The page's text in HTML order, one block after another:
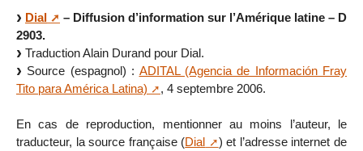
Dial
– Diffusion d’information sur l’Amérique latine – D
2903.
Traduction Alain Durand pour Dial.
Source (espagnol) : ADITAL (Agencia de Información Fray
Tito para América Latina)
, 4 septembre 2006.
En cas de reproduction, mentionner au moins l’auteur, le
traducteur, la source française (Dial
) et l’adresse internet de